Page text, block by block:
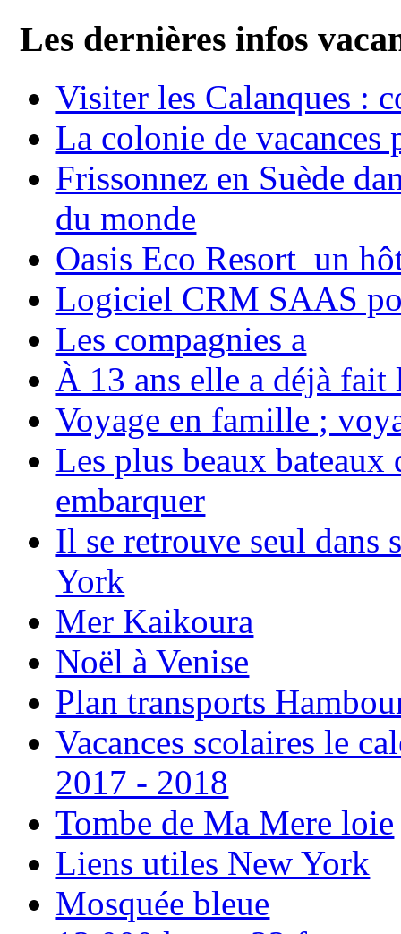
Les dernières infos
Visiter les Calanques :
La colonie de vacances
Frissonnez en Suède
du monde
Oasis Eco Resort un
Logiciel CRM SAAS
Les compagnies a
À 13 ans elle a déjà
Voyage en famille ;
Les plus beaux bateaux
embarquer
Il se retrouve seul dans
York
Mer Kaikoura
Noël à Venise
Plan transports
Vacances scolaires le
2017 - 2018
Tombe de Ma Mere loie
Liens utiles New York
Mosquée bleue